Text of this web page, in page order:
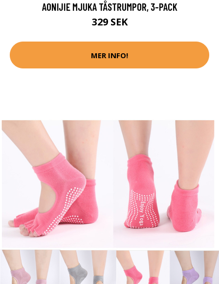
AONIJIE MJUKA TÅSTRUMPOR, 3-PACK
329 SEK
MER INFO!